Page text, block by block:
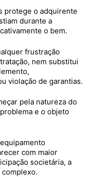
protege o adquirente
durante a
o bem.
frustração
nem substitui
violação de garantias.
pela natureza do
e o objeto
com maior
societária, a